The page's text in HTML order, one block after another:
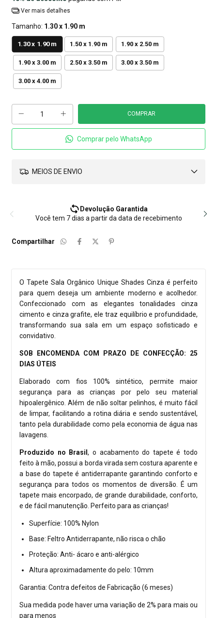
Ver mais detalhes
Tamanho: 1.30 x 1.90 m
1.30 x 1.90 m 1.50 x 1.90 m 1.90 x 2.50 m
1.90 x 3.00 m 2.50 x 3.50 m 3.00 x 3.50 m
3.00 x 4.00 m
Comprar pelo WhatsApp
MEIOS DE ENVIO
Devolução Garantida
Você tem 7 dias a partir da data de recebimento
Compartilhar
O Tapete Sala Orgânico Unique Shades Cinza é perfeito
para quem deseja um ambiente moderno e acolhedor.
Confeccionado com as elegantes tonalidades cinza
cimento e cinza grafite, ele traz equilíbrio e profundidade,
transformando sua sala em um espaço sofisticado e
convidativo.
SOB ENCOMENDA COM PRAZO DE CONFECÇÃO: 25
DIAS ÚTEIS
Elaborado com fios 100% sintético, permite maior
segurança para as crianças por pelo seu material
hipoalergênico. Além de não soltar pelinhos, é muito fácil
de limpar, facilitando a rotina diária e sendo sustentável,
tanto pela durabilidade como pela economia de água nas
lavagens.
Produzido no Brasil, o acabamento do tapete é todo
feito à mão, possui a borda virada sem costura aparente e
a base do tapete é antiderrapante garantindo conforto e
segurança para todos os momentos de diversão. É um
tapete mais encorpado, de grande durabilidade, conforto,
e de fácil manutenção. Perfeito para as crianças!
Superfície: 100% Nylon
Base: Feltro Antiderrapante, não risca o chão
Proteção: Anti- ácaro e anti-alérgico
Altura aproximadamente do pelo: 10mm
Garantia: Contra defeitos de Fabricação (6 meses)
Sua medida pode haver uma variação de 2% para mais ou
para menos